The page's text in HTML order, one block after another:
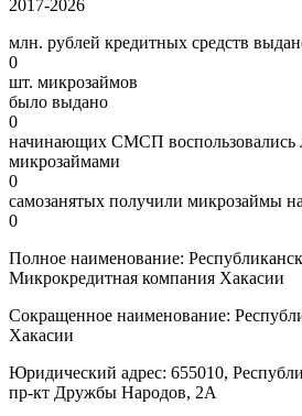
2017-2026
млн. рублей кредитных средств
0
шт. микрозаймов
было выдано
0
начинающих СМСП воспользовались
микрозаймами
0
самозанятых получили микрозаймы
0
Полное наименование:
Микрокредитная компания Хакасии
Сокращенное наименование:
Хакасии
Юридический адрес: 655010,
пр-кт Дружбы Народов, 2А